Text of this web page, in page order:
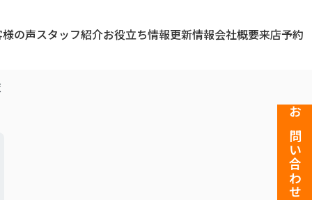
の声スタッフ紹介お役立ち情報更新情報会社概要来店予約
お問い合わせ